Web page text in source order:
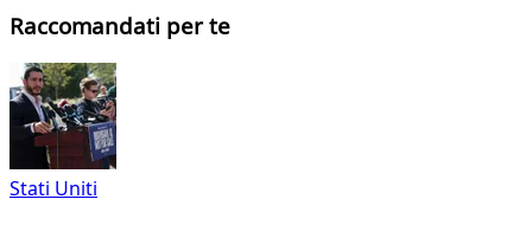
Raccomandati per te
Stati Uniti